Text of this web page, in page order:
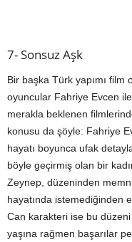
7- Sonsuz Aşk
Bir başka Türk yapımı film
oyuncular Fahriye Evcen ile
merakla beklenen
konusu da şöyle: Fahriye
hayatı boyunca ufak
böyle geçirmiş olan bir
Zeynep, düzeninden
hayatında istemediğinden
Can karakteri ise bu
yaşına rağmen başarılar